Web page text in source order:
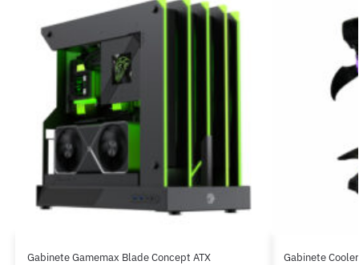
Gabinete Gamemax Blade Concept ATX Gabinete